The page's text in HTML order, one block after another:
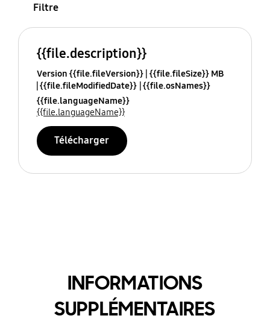
Filtre
{{file.description}}
Version {{file.fileVersion}} {{file.fileSize}} MB
{{file.fileModifiedDate}} {{file.osNames}}
{{file.languageName}}
{{file.languageName}}
Télécharger
INFORMATIONS
SUPPLÉMENTAIRES